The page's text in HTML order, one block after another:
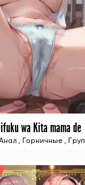
,Секс игрушки,
, 2 ИЗ 2
wa Kita mama de
Горничные